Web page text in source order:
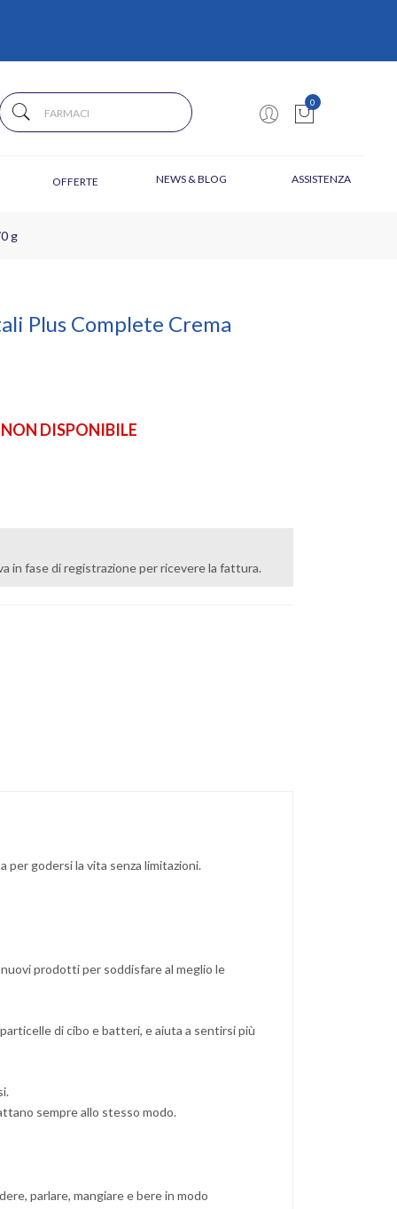
0
OFFERTE NEWS & BLOG ASSISTENZA
g
Plus Complete Crema
DISPONIBILE
in fase di registrazione per ricevere la fattura.
godersi la vita senza limitazioni.
prodotti per soddisfare al meglio le
di cibo e batteri, e aiuta a sentirsi più
sempre allo stesso modo.
parlare, mangiare e bere in modo